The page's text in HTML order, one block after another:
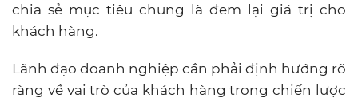
chia sẻ mục tiêu chung là đem lại giá trị cho
khách hàng.
Lãnh đạo doanh nghiệp cần phải định hướng rõ
ràng về vai trò của khách hàng trong chiến lược